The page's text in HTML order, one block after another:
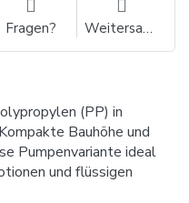
Fragen? Weitersagen
(PP) in
Bauhöhe und
Pumpenvariante ideal
und flüssigen